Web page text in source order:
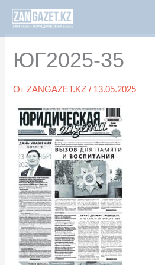
Перейти
содержимому
ЮГ2025-35
ОтZANGAZET.KZ/ 13.05.2025